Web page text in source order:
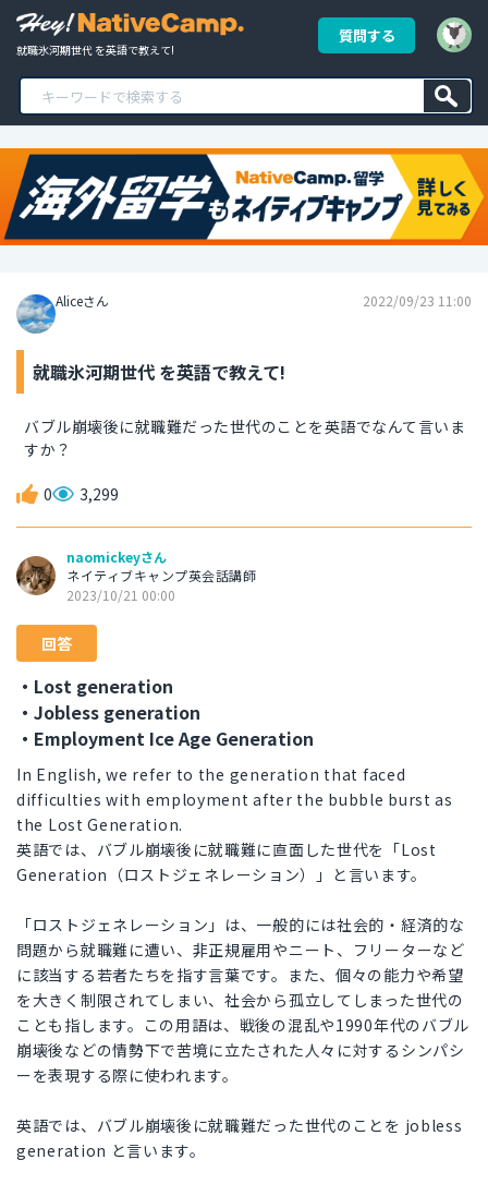
就職氷河期世代 を英語で教えて!
質問する
Aliceさん 2022/09/23 11:00
就職氷河期世代 を英語で教えて!
バブル崩壊後に就職難だった世代のことを英語でなんて言いま
すか？
0 3,299
naomickeyさん
ネイティブキャンプ英会話講師
2023/10/21 00:00
回答
・Lost generation
・Jobless generation
・Employment Ice Age Generation
In English, we refer to the generation that faced
difficulties with employment after the bubble burst as
the Lost Generation.
英語では、バブル崩壊後に就職難に直面した世代を「Lost
Generation（ロストジェネレーション）」と言います。
「ロストジェネレーション」は、一般的には社会的・経済的な
問題から就職難に遭い、非正規雇用やニート、フリーターなど
に該当する若者たちを指す言葉です。また、個々の能力や希望
を大きく制限されてしまい、社会から孤立してしまった世代の
ことも指します。この用語は、戦後の混乱や1990年代のバブル
崩壊後などの情勢下で苦境に立たされた人々に対するシンパシ
ーを表現する際に使われます。
英語では、バブル崩壊後に就職難だった世代のことを jobless
generation と言います。